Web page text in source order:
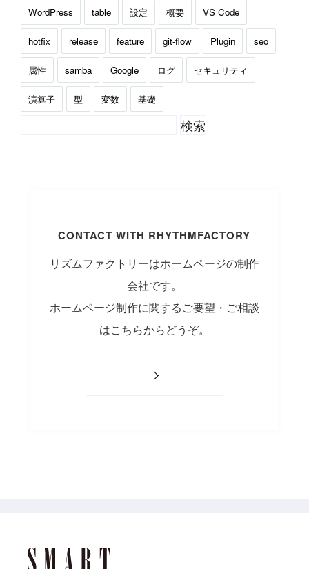
WordPress table 設定 概要 VS Code
hotfix release feature git-flow Plugin seo
属性 samba Google ログ セキュリティ
演算子 型 変数 基礎
CONTACT WITH RHYTHMFACTORY
リズムファクトリーはホームページの制作
会社です。
ホームページ制作に関するご要望・ご相談
はこちらからどうぞ。